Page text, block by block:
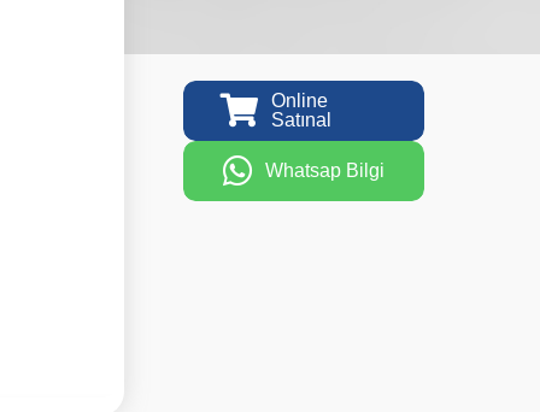
Online
Satınal
Whatsap Bilgi